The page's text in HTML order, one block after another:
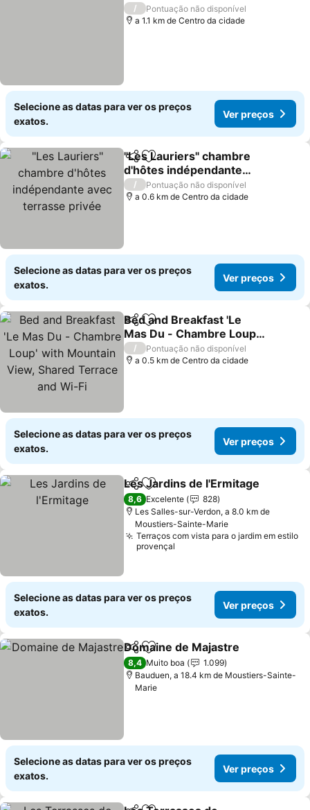
/
Pontuação não disponível
a 1.1 km de Centro da cidade
Selecione as datas para ver os preços
exatos.
Ver preços
PartilharAdicionar aos favoritos
"Les Lauriers" chambre
d'hôtes indépendante
avec terrasse privée
/
Pontuação não disponível
a 0.6 km de Centro da cidade
Selecione as datas para ver os preços
exatos.
Ver preços
PartilharAdicionar aos favoritos
Bed and Breakfast 'Le
Mas Du - Chambre Loup'
with Mountain View,
Shared Terrace and Wi-Fi
/
Pontuação não disponível
a 0.5 km de Centro da cidade
Selecione as datas para ver os preços
exatos.
Ver preços
PartilharAdicionar aos favoritos
Les Jardins de l'Ermitage
8,6 Excelente
828
Les Salles-sur-Verdon, a 8.0 km de
Moustiers-Sainte-Marie
Terraços com vista para o jardim em estilo
provençal
Selecione as datas para ver os preços
exatos.
Ver preços
PartilharAdicionar aos favoritos
Domaine de Majastre
8,4 Muito boa
1.099
Bauduen, a 18.4 km de Moustiers-Sainte-
Marie
Selecione as datas para ver os preços
exatos.
Ver preços